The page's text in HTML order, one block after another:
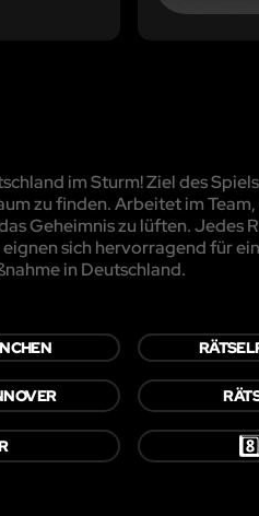
im Sturm! Ziel des
zu finden. Arbeitet im
Geheimnis zu lüften.
sich hervorragend für
in Deutschland.